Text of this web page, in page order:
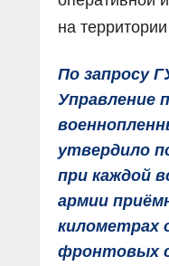
на
По запросу
Управление
утвердило
при каждой
армии
километрах
фронтовых